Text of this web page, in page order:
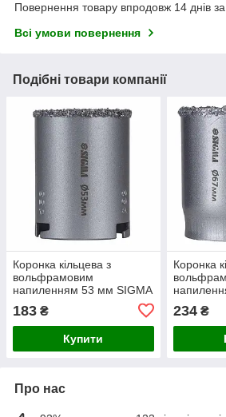
Повернення товару впродовж 14 днів
Всі умови повернення
Подібні товари компанії
Коронка кільцева з
вольфрамовим
напиленням 53 мм SIGMA
183 ₴
Купити
Коронка
234₴
Про нас